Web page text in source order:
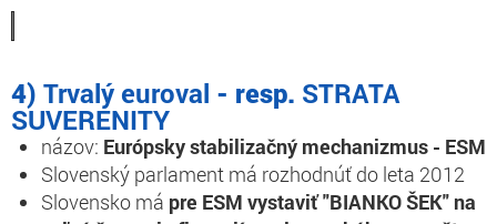
4) Trvalý euroval - resp. STRATA
SUVERENITY
názov: Európsky stabilizačný mechanizmus - ESM
Slovenský parlament má rozhodnúť do leta 2012
Slovensko má pre ESM vystaviť "BIANKO ŠEK" na